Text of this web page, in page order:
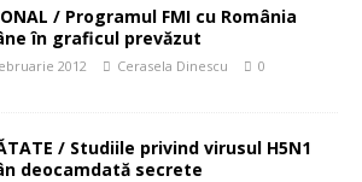
/ Programul FMI cu România
în graficul prevăzut
2012 Cerasela Dinescu 0
/ Studiile privind virusul H5N1
deocamdată secrete